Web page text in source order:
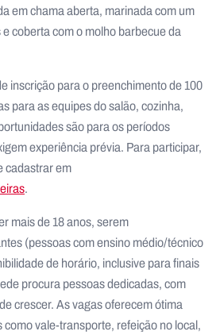
em chama aberta, marinada com um
coberta com o molho barbecue da
inscrição para o preenchimento de 100
para as equipes do salão, cozinha,
são para os períodos
experiência prévia. Para participar,
cadastrar em
.
mais de 18 anos, serem
(pessoas com ensino médio/técnico
de horário, inclusive para finais
procura pessoas dedicadas, com
crescer. As vagas oferecem ótima
vale-transporte, refeição no local,